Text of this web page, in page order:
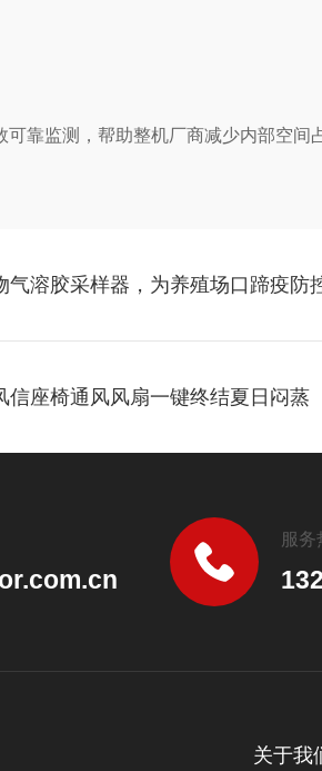
靠监测，帮助整机厂商减少内部空间
气溶胶采样器，为养殖场口蹄疫防
信座椅通风风扇一键终结夏日闷蒸
服务
关于我